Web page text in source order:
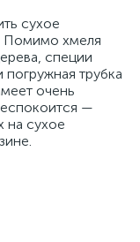
сухое
Помимо хмеля
специи
трубка
очень
—
на сухое